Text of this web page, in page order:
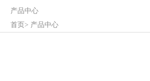
产品中心
首页 > 产品中心